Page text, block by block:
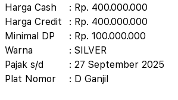
Harga Cash
: Rp. 400.000.000
Harga Credit
: Rp. 400.000.000
Minimal DP
: Rp. 100.000.000
Warna
: SILVER
Pajak s/d
: 27 September 2025
Plat Nomor
: D Ganjil